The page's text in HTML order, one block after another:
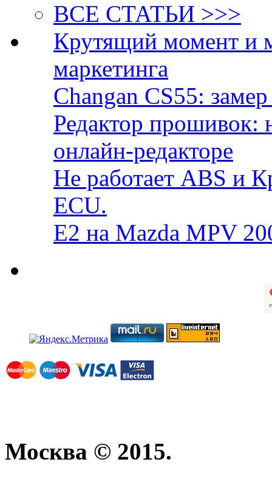
ВСЕ СТАТЬИ >>>
Крутящий момент и
маркетинга
Changan CS55:
Редактор прошивок:
онлайн-редакторе
Не работает ABS и
ECU.
E2 на Mazda MPV
Москва © 2015.